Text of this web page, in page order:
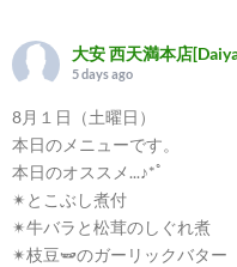
大安 西天満本店
5 days ago
8月１日（土曜日）
本日のメニューです。
本日のオススメ...♪*ﾟ
✴︎とこぶし煮付
✴︎牛バラと松茸のしぐれ煮
✴︎枝豆🫛のガーリックバター